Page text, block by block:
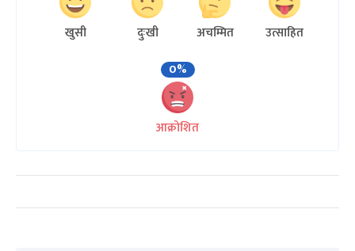
खुसी दुःखी अचम्मित
उत्साहित
0%
आक्रोशित